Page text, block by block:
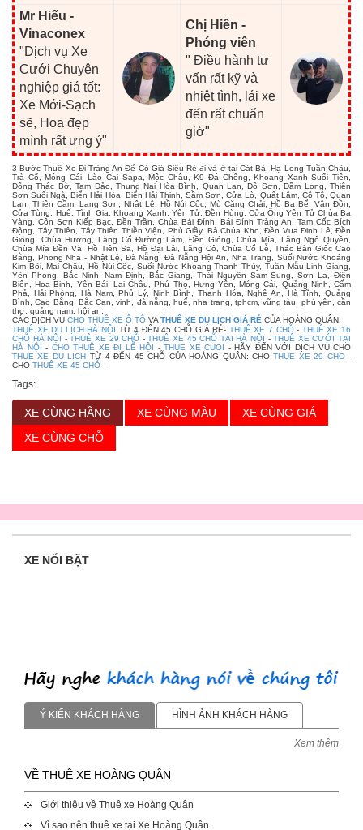
Mr Hiếu -
Vinaconex
"Dịch vụ Xe
Cưới Chuyên
nghiệp giá tốt:
Xe Mới-Sạch
sẽ, Hoa đẹp
mình rất ưng ý"
Chị Hiền -
Phóng viên
" Điều hành tư
vấn rất kỹ và
nhiệt tình, lái xe
đến rất chuẩn
giờ"
3 Bước Thuê Xe Đi Tràng An Để Có Giá Siêu Rẻ đi và ở tại Cát Bà, Hạ Long Tuần Châu,
Trà Cổ, Móng Cái, Lào Cai Sapa, Mộc Châu, K9 Đá Chông, Khoang Xanh Suối Tiên,
Động Thác Bờ, Tam Đảo, Thung Nai Hòa Bình, Quan Lạn, Đồ Sơn, Đầm Long, Thiên
Sơn Suối Ngà, Biển Hải Hòa, Biển Hải Thịnh, Sầm Sơn, Cửa Lò, Quất Lâm, Cô Tô, Quan
Lạn, Thiên Cầm, Lạng Sơn, Nhật Lệ, Hồ Núi Cốc, Mù Căng Chải, Hồ Ba Bể, Vân Đồn,
Cửa Tùng, Huế, Tĩnh Gia, Khoang Xanh, Yên Tử, Đền Hùng, Cửa Ông Yên Tử Chùa Ba
Vàng, Côn Sơn Kiếp Bạc, Đền Trần, Chùa Bái Đính, Bái Đính Tràng An, Tam Cốc Bích
Động, Tây Thiên, Tây Thiên Thiền Viện, Phủ Giầy, Bà Chúa Kho, Đền Vua Đinh Lê, Đền
Gióng, Chùa Hương, Làng Cổ Đường Lâm, Đền Gióng, Chùa Mía, Lăng Ngô Quyền,
Chùa Mía Đền Và, Hồ Tiên Sa, Hồ Đại Lải, Lăng Cô, Chùa Cổ Lễ, Thác Bản Giốc Cao
Bằng, Phong Nha - Nhật Lệ, Đà Nẵng, Đà Nẵng Hội An, Nha Trang, Suối Nước Khoáng
Kim Bôi, Mai Châu, Hồ Núi Cốc, Suối Nước Khoáng Thanh Thủy, Tuần Mẫu Linh Giang,
Yên Phong, Bắc Ninh, Nam Định, Bắc Giang, Thái Nguyên Sam Sung, Sơn La, Điện
Biên, Hoa Binh, Yên Bái, Lai Châu, Phú Thọ, Hưng Yên, Móng Cái, Quảng Ninh, Cẩm
Phả, Hải Phòng, Hà Nam, Phủ Lý, Ninh Bình, Thanh Hóa, Nghệ An, Hà Tĩnh, Quảng
Bình, Cao Bằng, Bắc Cạn, vinh, đà nẵng, huế, nha trang, tphcm, vũng tàu, phú yên, cần
thơ, quảng nam, hội an.
CÁC DỊCH VỤ CHO THUÊ XE Ô TÔ VA THUÊ XE DU LỊCH GIÁ RẺ CỦA HOÀNG QUÂN:
THUÊ XE DU LỊCH HÀ NỘI TỪ 4 ĐẾN 45 CHỖ GIÁ RẺ- THUÊ XE 7 CHỖ- THUÊ XE 16
CHỖ HÀ NỘI -THUÊ XE 29 CHỖ -THUÊ XE 45 CHỖ TẠI HÀ NỘI -THUÊ XE CƯỚI TẠI
HÀ NỘI - CHO THUÊ XE ĐI LỄ HỘI -THUE XE CUOI - HÃY ĐẾN VỚI DỊCH VỤ CHO
THUE XE DU LICH TỪ 4 ĐẾN 45 CHỖ CỦA HOÀNG QUÂN: CHOTHUE XE 29 CHO-
CHO THUÊ XE 45 CHỖ -
Tags:
XE CÙNG HÃNG XE CÙNG MÀU
XE CÙNG GIÁ
XE CÙNG CHỖ
XE NỔI BẬT
Ý KIẾN KHÁCH HÀNG HÌNH ẢNH KHÁCH HÀNG
Xem thêm
VỀ THUÊ XE HOÀNG QUÂN
Giới thiệu về Thuê xe Hoàng Quân
Vì sao nên thuê xe tại Xe Hoàng Quân